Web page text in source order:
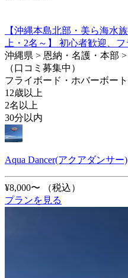
【沖縄本島北部・美ら海水
上・2名～】 初心者歓迎、
沖縄県 > 恩納・名護・本部
（口コミ募集中）
フライボード・ホバーボー
12歳以上
2名以上
30分以内
Aqua Dancer(アクアダンサー)
¥8,000〜
（税込）
プランを見る